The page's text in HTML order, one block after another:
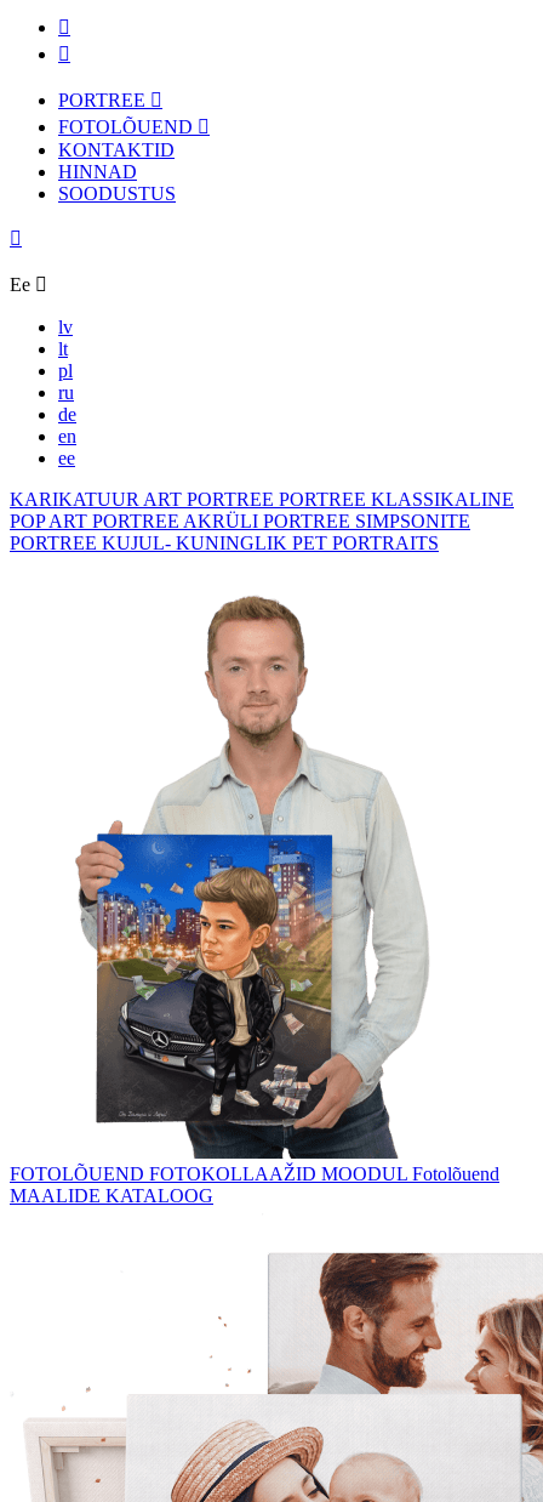
PORTREE
FOTOLÕUEND
KONTAKTID
HINNAD
SOODUSTUS
Ee
lv
lt
pl
ru
de
en
ee
KARIKATUUR ART PORTREE PORTREE KLASSIKALINE
POP ART PORTREE AKRÜLI PORTREE SIMPSONITE
PORTREE KUJUL- KUNINGLIK PET PORTRAITS
FOTOLÕUEND FOTOKOLLAAŽID MOODUL Fotolõuend
MAALIDE KATALOOG